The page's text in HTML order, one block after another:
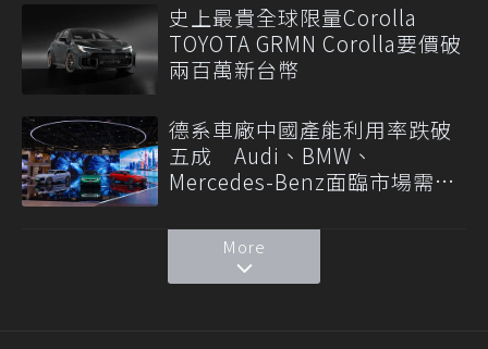
史上最貴全球限量Corolla
TOYOTA GRMN Corolla要價破
兩百萬新台幣
德系車廠中國產能利用率跌破
五成 Audi、BMW、
Mercedes-Benz面臨市場需求
More